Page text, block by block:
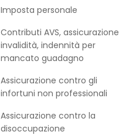
Imposta personale
Contributi AVS, assicurazione
invalidità, indennità per
mancato guadagno
Assicurazione contro gli
infortuni non professionali
Assicurazione contro la
disoccupazione